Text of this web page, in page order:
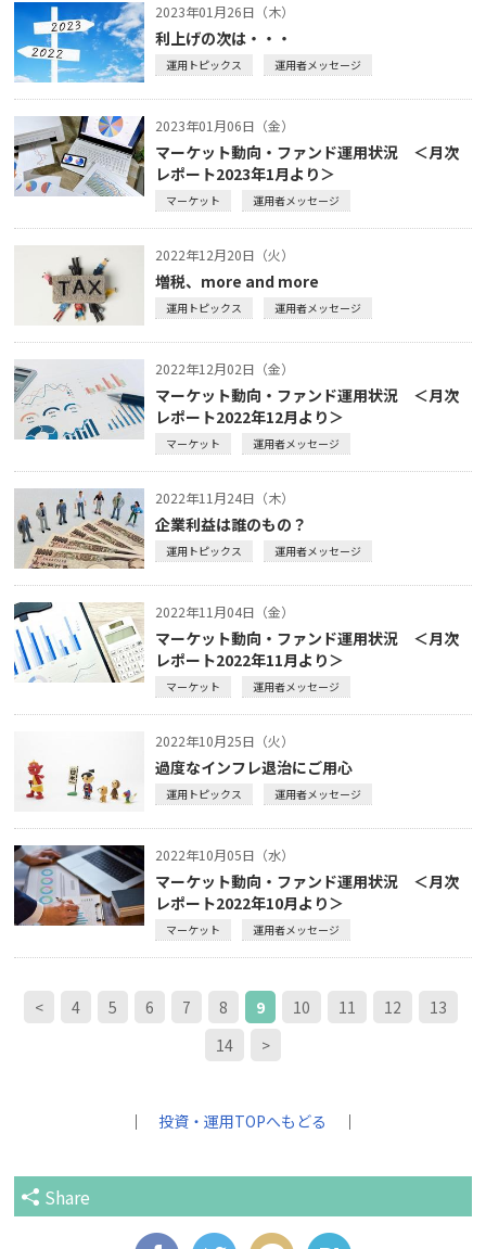
2023年01月26日（木）
利上げの次は・・・
運用トピックス 運用者メッセージ
2023年01月06日（金）
マーケット動向・ファンド運用状況 ＜月次
レポート2023年1月より＞
マーケット 運用者メッセージ
2022年12月20日（火）
増税、more and more
運用トピックス 運用者メッセージ
2022年12月02日（金）
マーケット動向・ファンド運用状況 ＜月次
レポート2022年12月より＞
マーケット 運用者メッセージ
2022年11月24日（木）
企業利益は誰のもの？
運用トピックス 運用者メッセージ
2022年11月04日（金）
マーケット動向・ファンド運用状況 ＜月次
レポート2022年11月より＞
マーケット 運用者メッセージ
2022年10月25日（火）
過度なインフレ退治にご用心
運用トピックス 運用者メッセージ
2022年10月05日（水）
マーケット動向・ファンド運用状況 ＜月次
レポート2022年10月より＞
マーケット 運用者メッセージ
< 4 5 6 7 8 9 10 11 12
13
14
>
｜ 投資・運用TOPへもどる ｜
Share